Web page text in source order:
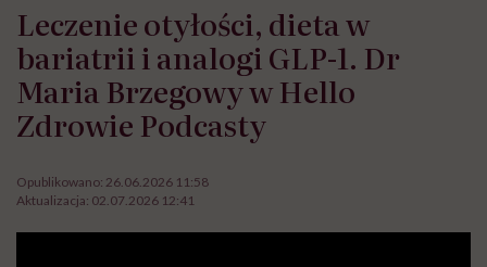
Leczenie otyłości, dieta w
bariatrii i analogi GLP-1. Dr
Maria Brzegowy w Hello
Zdrowie Podcasty
Opublikowano: 26.06.2026 11:58
Aktualizacja: 02.07.2026 12:41